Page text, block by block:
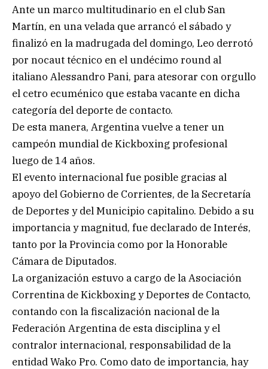
Ante un marco multitudinario en el club San
Martín, en una velada que arrancó el sábado y
finalizó en la madrugada del domingo, Leo derrotó
por nocaut técnico en el undécimo round al
italiano Alessandro Pani, para atesorar con orgullo
el cetro ecuménico que estaba vacante en dicha
categoría del deporte de contacto.
De esta manera, Argentina vuelve a tener un
campeón mundial de Kickboxing profesional
luego de 14 años.
El evento internacional fue posible gracias al
apoyo del Gobierno de Corrientes, de la Secretaría
de Deportes y del Municipio capitalino. Debido a su
importancia y magnitud, fue declarado de Interés,
tanto por la Provincia como por la Honorable
Cámara de Diputados.
La organización estuvo a cargo de la Asociación
Correntina de Kickboxing y Deportes de Contacto,
contando con la fiscalización nacional de la
Federación Argentina de esta disciplina y el
contralor internacional, responsabilidad de la
entidad Wako Pro. Como dato de importancia, hay